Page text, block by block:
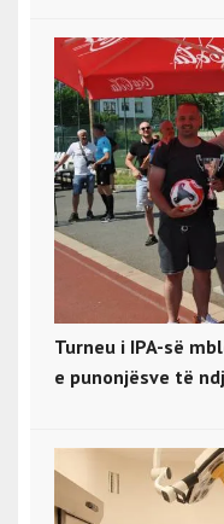
Turneu i IPA-së
e punonjësve të